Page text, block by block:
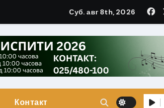
Суб. авг 8th, 2026
Контакт